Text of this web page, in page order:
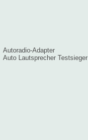
Autoradio-Adapter
Auto Lautsprecher Testsieger